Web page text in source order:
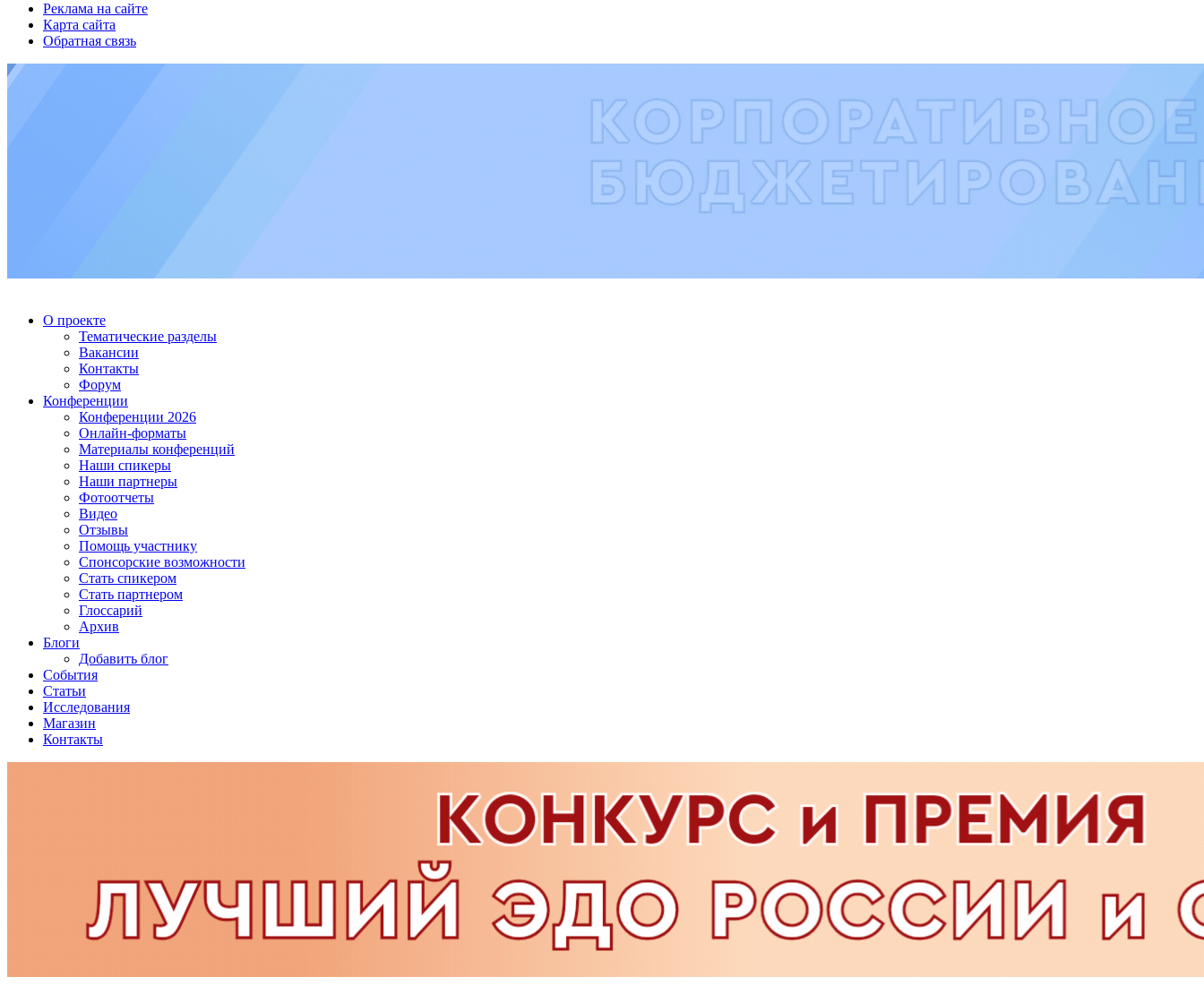
Реклама на сайте
Карта сайта
Обратная связь
О проекте
Тематические разделы
Вакансии
Контакты
Форум
Конференции
Конференции 2026
Онлайн-форматы
Материалы конференций
Наши спикеры
Наши партнеры
Фотоотчеты
Видео
Отзывы
Помощь участнику
Спонсорские возможности
Стать спикером
Стать партнером
Глоссарий
Архив
Блоги
Добавить блог
События
Статьи
Исследования
Магазин
Контакты